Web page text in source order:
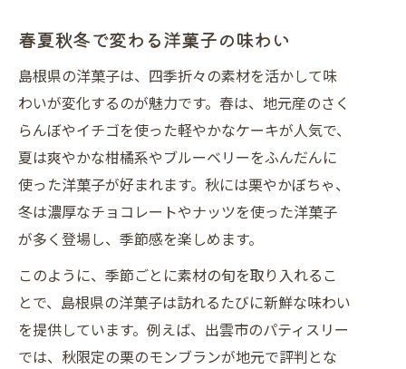
春夏秋冬で変わる洋菓子の味わい
島根県の洋菓子は、四季折々の素材を活かして味
わいが変化するのが魅力です。春は、地元産のさく
らんぼやイチゴを使った軽やかなケーキが人気で、
夏は爽やかな柑橘系やブルーベリーをふんだんに
使った洋菓子が好まれます。秋には栗やかぼちゃ、
冬は濃厚なチョコレートやナッツを使った洋菓子
が多く登場し、季節感を楽しめます。
このように、季節ごとに素材の旬を取り入れるこ
とで、島根県の洋菓子は訪れるたびに新鮮な味わい
を提供しています。例えば、出雲市のパティスリー
では、秋限定の栗のモンブランが地元で評判とな